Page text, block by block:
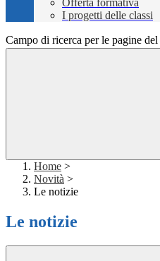
Offerta formativa
I progetti delle classi
Campo di ricerca per le pagine
Home >
Novità >
Le notizie
Le notizie